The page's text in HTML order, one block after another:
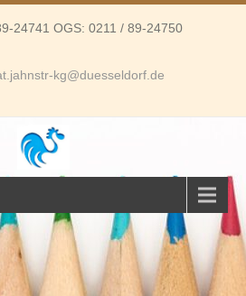
24741 OGS: 0211 / 89-24750
kg@duesseldorf.de